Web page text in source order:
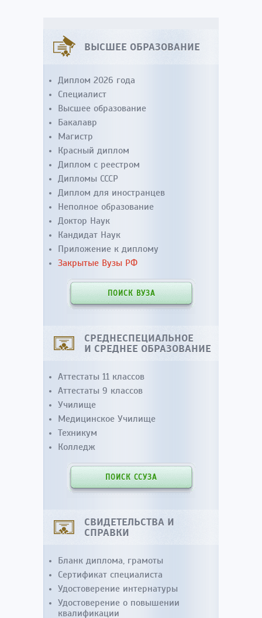
ВЫСШЕЕ ОБРАЗОВАНИЕ
Диплом 2026 года
Специалист
Высшее образование
Бакалавр
Магистр
Красный диплом
Диплом с реестром
Дипломы СССР
Диплом для иностранцев
Неполное образование
Доктор Наук
Кандидат Наук
Приложение к диплому
Закрытые Вузы РФ
ПОИСК ВУЗА
СРЕДНЕСПЕЦИАЛЬНОЕ
И СРЕДНЕЕ ОБРАЗОВАНИЕ
Аттестаты 11 классов
Аттестаты 9 классов
Училище
Медицинское Училище
Техникум
Колледж
ПОИСК ССУЗА
СВИДЕТЕЛЬСТВА И
СПРАВКИ
Бланк диплома, грамоты
Сертификат специалиста
Удостоверение интернатуры
Удостоверение о повышении
квалификации